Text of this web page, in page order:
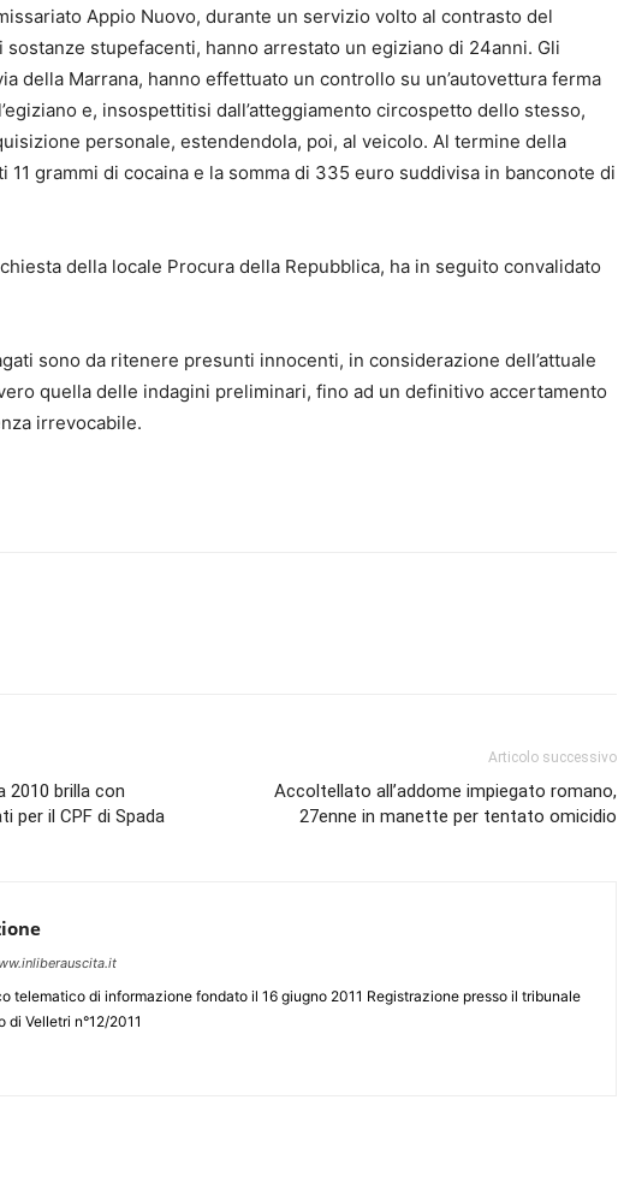
Appio Nuovo, durante un servizio volto al contrasto del
stupefacenti, hanno arrestato un egiziano di 24anni. Gli
della Marrana, hanno effettuato un controllo su un’autovettura ferma
e, insospettitisi dall’atteggiamento circospetto dello stesso,
personale, estendendola, poi, al veicolo. Al termine della
11 grammi di cocaina e la somma di 335 euro suddivisa in banconote di
della locale Procura della Repubblica, ha in seguito convalidato
sono da ritenere presunti innocenti, in considerazione dell’attuale
quella delle indagini preliminari, fino ad un definitivo accertamento
irrevocabile.
2010 brilla con
per il CPF di Spada
Articolo successivo
Accoltellato all’addome impiegato romano,
27enne in manette per tentato omicidio
telematico di informazione fondato il 16 giugno 2011 Registrazione presso il tribunale
di Velletri n°12/2011